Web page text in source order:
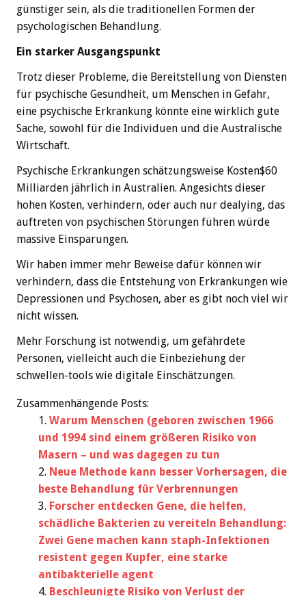
günstiger sein, als die traditionellen Formen der
psychologischen Behandlung.
Ein starker Ausgangspunkt
Trotz dieser Probleme, die Bereitstellung von Diensten
für psychische Gesundheit, um Menschen in Gefahr,
eine psychische Erkrankung könnte eine wirklich gute
Sache, sowohl für die Individuen und die Australische
Wirtschaft.
Psychische Erkrankungen schätzungsweise Kosten$60
Milliarden jährlich in Australien. Angesichts dieser
hohen Kosten, verhindern, oder auch nur dealying, das
auftreten von psychischen Störungen führen würde
massive Einsparungen.
Wir haben immer mehr Beweise dafür können wir
verhindern, dass die Entstehung von Erkrankungen wie
Depressionen und Psychosen, aber es gibt noch viel wir
nicht wissen.
Mehr Forschung ist notwendig, um gefährdete
Personen, vielleicht auch die Einbeziehung der
schwellen-tools wie digitale Einschätzungen.
Zusammenhängende Posts:
Warum Menschen (geboren zwischen 1966
und 1994 sind einem größeren Risiko von
Masern – und was dagegen zu tun
Neue Methode kann besser Vorhersagen, die
beste Behandlung für Verbrennungen
Forscher entdecken Gene, die helfen,
schädliche Bakterien zu vereiteln Behandlung:
Zwei Gene machen kann staph-Infektionen
resistent gegen Kupfer, eine starke
antibakterielle agent
Beschleunigte Risiko von Verlust der